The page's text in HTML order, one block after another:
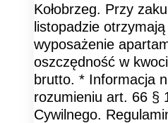
Kołobrzeg. Przy
listopadzie
wyposażenie
oszczędność w
brutto. * Informacja
rozumieniu art. 66 §
Cywilnego.